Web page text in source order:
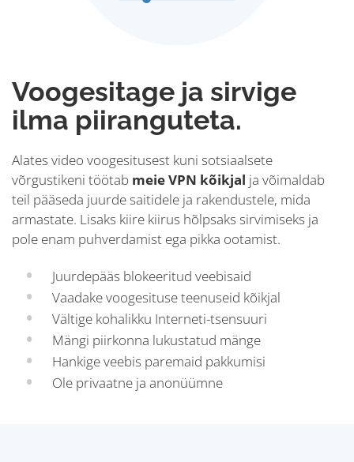
Voogesitage ja sirvige
ilma piiranguteta.
Alates video voogesitusest kuni sotsiaalsete
võrgustikeni töötab meie VPN kõikjal ja võimaldab
teil pääseda juurde saitidele ja rakendustele, mida
armastate. Lisaks kiire kiirus hõlpsaks sirvimiseks ja
pole enam puhverdamist ega pikka ootamist.
Juurdepääs blokeeritud veebisaid
Vaadake voogesituse teenuseid kõikjal
Vältige kohalikku Interneti-tsensuuri
Mängi piirkonna lukustatud mänge
Hankige veebis paremaid pakkumisi
Ole privaatne ja anonüümne